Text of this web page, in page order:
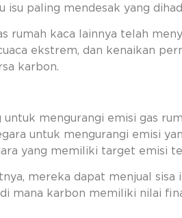
paling mendesak yang
rumah kaca lainnya telah
ekstrem, dan kenaikan
karbon.
mengurangi emisi gas
untuk mengurangi emisi
yang memiliki target emisi
mereka dapat menjual
mana karbon memiliki nilai